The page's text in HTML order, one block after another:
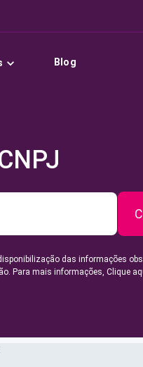
Blog
das informações
Para mais informações, Clique